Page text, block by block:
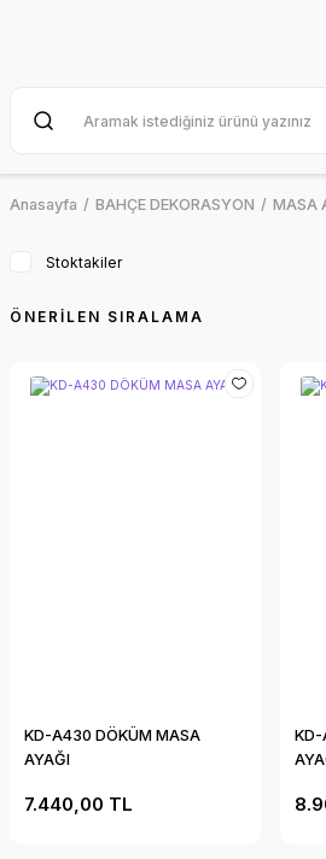
Anasayfa BAHÇE DEKORASYON MASA
Stoktakiler
KD-A430 DÖKÜM MASA
AYAĞI
7.440,00 TL
KD-